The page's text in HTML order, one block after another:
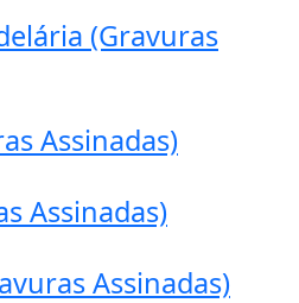
(Gravuras
Assinadas)
Assinadas)
Assinadas)